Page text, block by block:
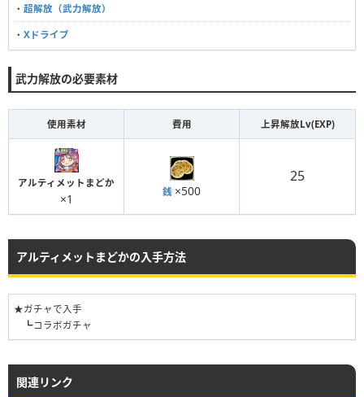
・ 超解放（武力解放）
・ Xドライブ
武力解放の必要素材
使用素材 費用 上昇解放Lv(EXP)
アルティメットまどか
×1 銭 ×500
25
アルティメットまどかの入手方法
★ガチャで入手
┗コラボガチャ
関連リンク